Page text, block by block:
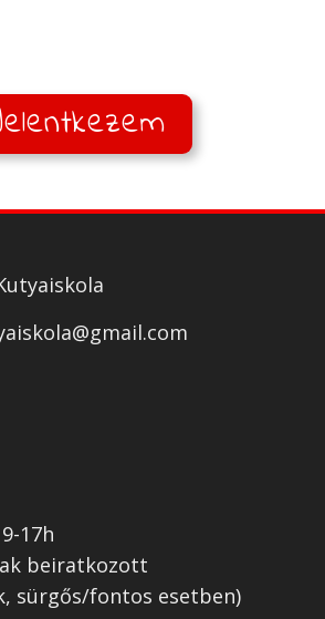
17h
beiratkozott
sürgős/fontos esetben)